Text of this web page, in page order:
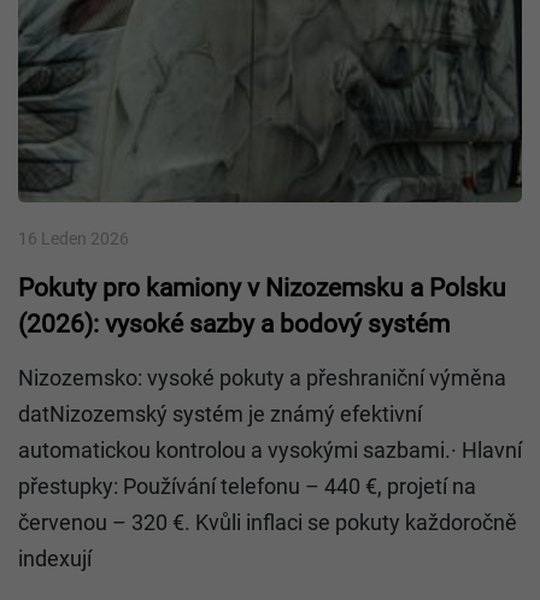
16 Leden 2026
Pokuty pro kamiony v Nizozemsku a Polsku
(2026): vysoké sazby a bodový systém
Nizozemsko: vysoké pokuty a přeshraniční výměna
datNizozemský systém je známý efektivní
automatickou kontrolou a vysokými sazbami.· Hlavní
přestupky: Používání telefonu – 440 €, projetí na
červenou – 320 €. Kvůli inflaci se pokuty každoročně
indexují